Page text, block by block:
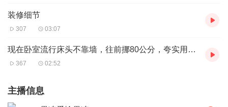
装修细节
307 03:07
现在卧室流行床头不靠墙，往前挪80公分，夸实用的业主不止一两个
367 02:52
主播信息